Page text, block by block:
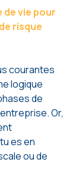
vie pour
risque
courantes
logique
de
Or,
es en
ou de